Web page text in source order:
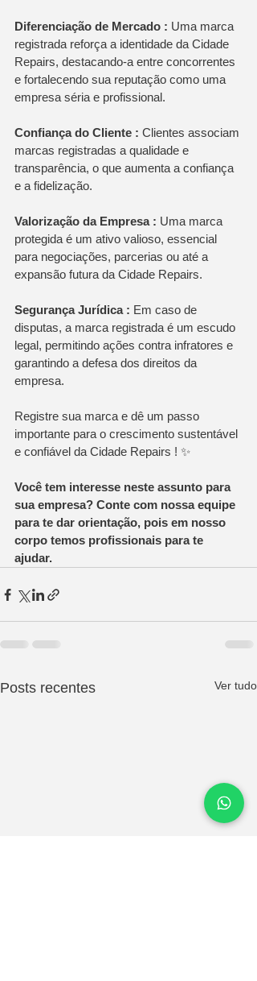
Diferenciação de Mercado : Uma marca
registrada reforça a identidade da Cidade
Repairs, destacando-a entre concorrentes
e fortalecendo sua reputação como uma
empresa séria e profissional.
Confiança do Cliente : Clientes associam
marcas registradas a qualidade e
transparência, o que aumenta a confiança
e a fidelização.
Valorização da Empresa : Uma marca
protegida é um ativo valioso, essencial
para negociações, parcerias ou até a
expansão futura da Cidade Repairs.
Segurança Jurídica : Em caso de
disputas, a marca registrada é um escudo
legal, permitindo ações contra infratores e
garantindo a defesa dos direitos da
empresa.
Registre sua marca e dê um passo
importante para o crescimento sustentável
e confiável da Cidade Repairs ! ✨
Você tem interesse neste assunto para
sua empresa? Conte com nossa equipe
para te dar orientação, pois em nosso
corpo temos profissionais para te
ajudar.
Posts recentes Ver tudo